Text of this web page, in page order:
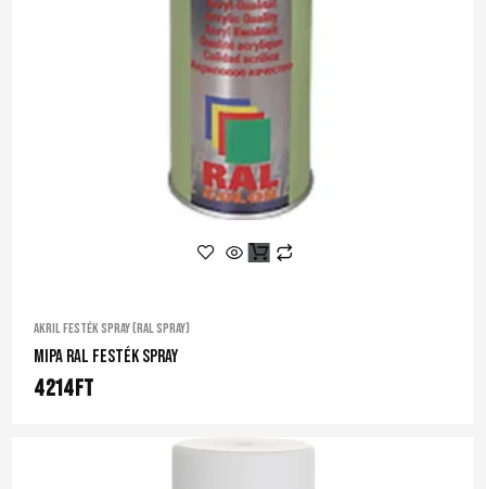
Akril festék spray (RAL spray)
Mipa RAL Festék Spray
4 214Ft